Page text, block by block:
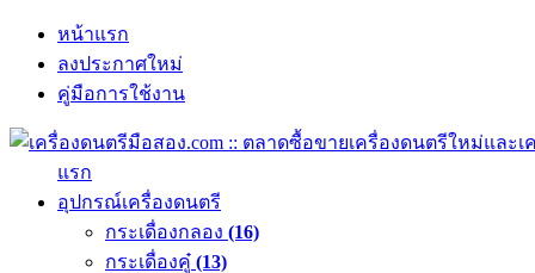
หน้าแรก
ลงประกาศใหม่
คู่มือการใช้งาน
แรก
อุปกรณ์เครื่องดนตรี
กระเดื่องกลอง (16)
กระเดื่องคู๋ (13)